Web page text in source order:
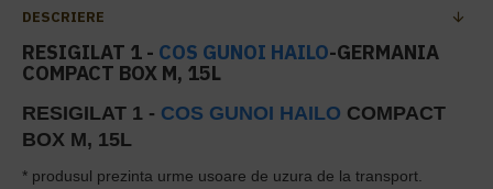
DESCRIERE
RESIGILAT 1 - COS GUNOI HAILO-GERMANIA
COMPACT BOX M, 15L
RESIGILAT 1 - COS GUNOI HAILO COMPACT
BOX M, 15L
* produsul prezinta urme usoare de uzura de la transport.